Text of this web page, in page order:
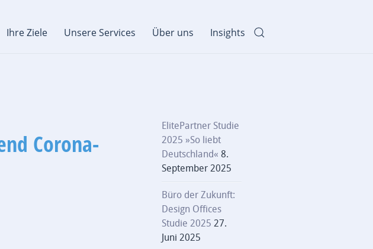
Ihre Ziele Unsere Services Über uns Insights
Corona-
ElitePartner Studie
2025 »So liebt
Deutschland« 8.
September 2025
Büro der Zukunft:
Design Offices
Studie 2025 27.
Juni 2025